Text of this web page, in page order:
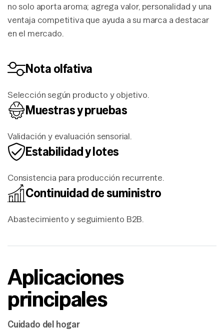
no solo aporta aroma; agrega valor, personalidad y una
ventaja competitiva que ayuda a su marca a destacar
en el mercado.
Nota olfativa
Selección según producto y objetivo.
Muestras y pruebas
Validación y evaluación sensorial.
Estabilidad y lotes
Consistencia para producción recurrente.
Continuidad de suministro
Abastecimiento y seguimiento B2B.
Aplicaciones
principales
Cuidado del hogar